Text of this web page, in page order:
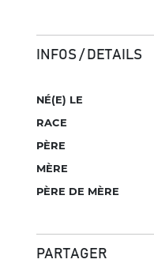
INFOS / DETAILS
NÉ(E) LE
RACE
PÈRE
MÈRE
PÈRE DE MÈRE
PARTAGER